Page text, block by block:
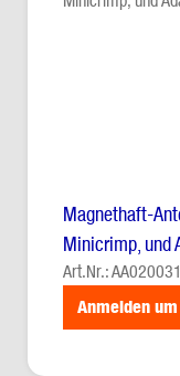
Magnethaft-
Minicrimp, und
Art.Nr.: AA020031
Anmelden